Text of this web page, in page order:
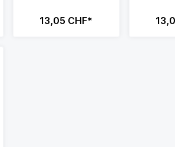
13,05 CHF*